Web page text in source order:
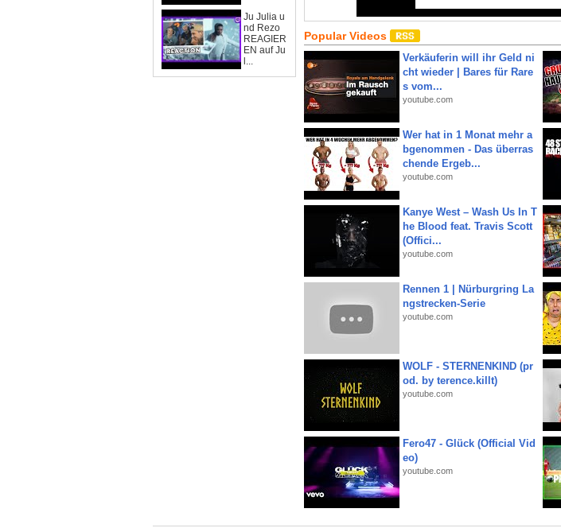
Ju Julia u
nd Rezo
REAGIER
EN auf Ju
l...
Popular Videos
Verkäuferin will ihr Geld ni
cht wieder | Bares für Rare
s vom...
youtube.com
Wer hat in 1 Monat mehr a
bgenommen - Das überras
chende Ergeb...
youtube.com
Kanye West – Wash Us In T
he Blood feat. Travis Scott
(Offici...
youtube.com
Rennen 1 | Nürburgring La
ngstrecken-Serie
youtube.com
WOLF - STERNENKIND (pr
od. by terence.killt)
youtube.com
Fero47 - Glück (Official Vid
eo)
youtube.com